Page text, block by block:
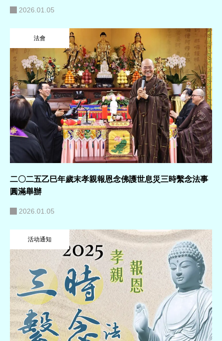
2026.01.05
法會
二〇二五乙巳年歲末孝親報恩念佛護世息災三時繫念法事
圓滿舉辦
2026.01.05
活动通知